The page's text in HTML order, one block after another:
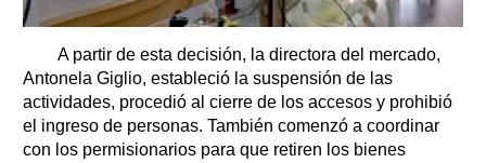
A partir de esta decisión, la directora del mercado,
Antonela Giglio, estableció la suspensión de las
actividades, procedió al cierre de los accesos y prohibió
el ingreso de personas. También comenzó a coordinar
con los permisionarios para que retiren los bienes